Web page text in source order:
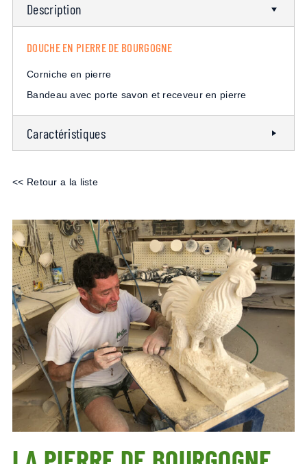
Description
DOUCHE EN PIERRE DE BOURGOGNE
Corniche en pierre
Bandeau avec porte savon et receveur en pierre
Caractéristiques
<< Retour a la liste